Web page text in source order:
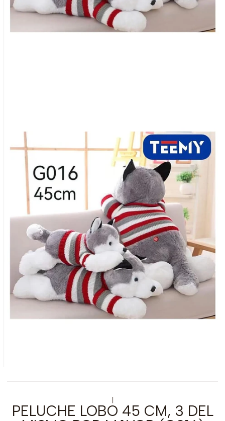
|
PELUCHE LOBO 45 CM, 3 DEL